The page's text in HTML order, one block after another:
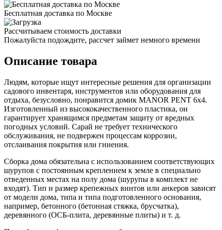
Бесплатная доставка по Москве
Рассчитываем стоимость доставки
Пожалуйста подождите, рассчет займет немного времени
Описание товара
Людям, которые ищут интересные решения для организации
садового инвентаря, инструментов или оборудования для
отдыха, безусловно, понравится домик MANOR PENT 6x4.
Изготовленный из высококачественного пластика, он
гарантирует хранящимся предметам защиту от вредных
погодных условий. Сарай не требует технического
обслуживания, не подвержен процессам коррозии,
отслаивания покрытия или гниения.
Сборка дома обязательна с использованием соответствующих
шурупов с постоянным креплением к земле в специально
отведенных местах на полу дома (шурупы в комплект не
входят). Тип и размер крепежных винтов или анкеров зависят
от модели дома, типа и типа подготовленного основания,
например, бетонного (бетонная стяжка, брусчатка),
деревянного (ОСБ-плита, деревянные плиты) и т. д.